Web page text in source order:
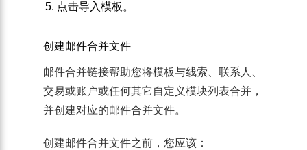
点击导入模板 。
创建邮件合并文件
邮件合并链接帮助您将模板与线索、联系人、
交易或账户或任何其它自定义模块列表合并，
并创建对应的邮件合并文件。
创建邮件合并文件之前，您应该：